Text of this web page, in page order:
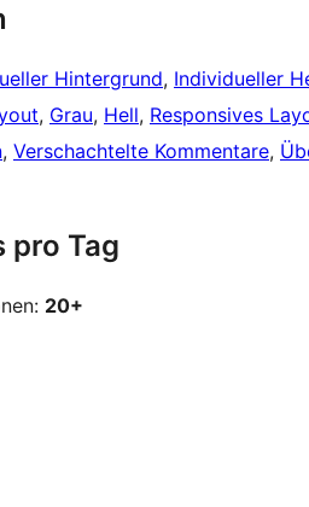
Hintergrund, Individueller
, Grau, Hell, Responsives
, Verschachtelte Kommentare,
pro Tag
20+